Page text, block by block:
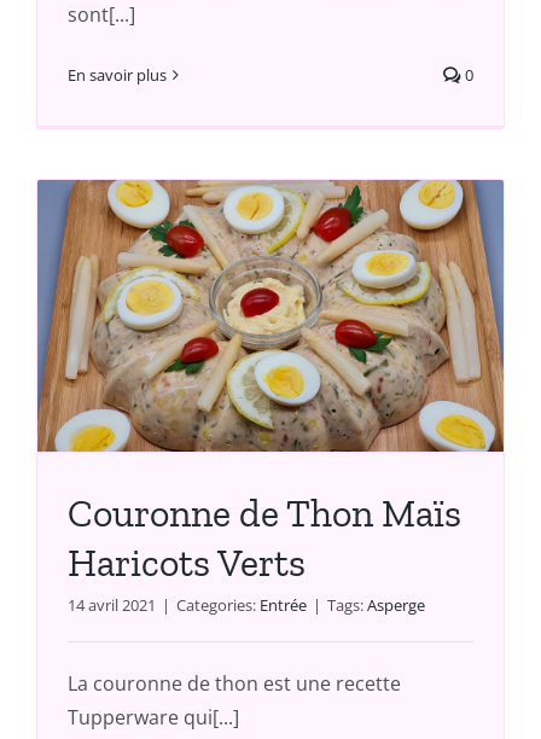
sont[...]
En savoir plus 0
Couronne de Thon Maïs
Haricots Verts
14 avril 2021 | Categories: Entrée | Tags:Asperge
La couronne de thon est une recette
Tupperware qui[...]